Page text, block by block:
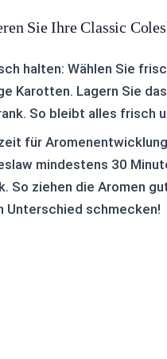
Sie Ihre Classic
halten: Wählen Sie
Karotten. Lagern Sie
So bleibt alles frisch
für
mindestens 30
So ziehen die Aromen
Unterschied schmecken!